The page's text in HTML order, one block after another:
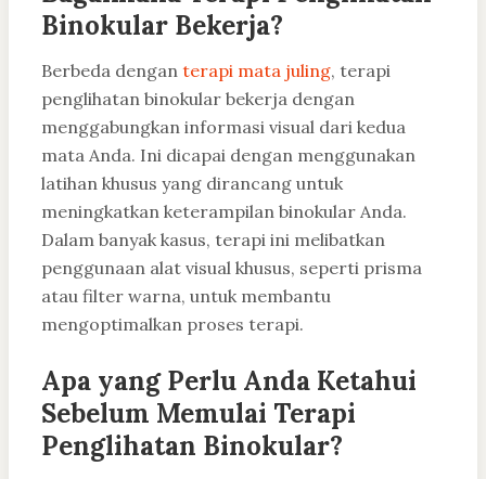
Binokular Bekerja?
Berbeda dengan terapi mata juling, terapi
penglihatan binokular bekerja dengan
menggabungkan informasi visual dari kedua
mata Anda. Ini dicapai dengan menggunakan
latihan khusus yang dirancang untuk
meningkatkan keterampilan binokular Anda.
Dalam banyak kasus, terapi ini melibatkan
penggunaan alat visual khusus, seperti prisma
atau filter warna, untuk membantu
mengoptimalkan proses terapi.
Apa yang Perlu Anda Ketahui
Sebelum Memulai Terapi
Penglihatan Binokular?